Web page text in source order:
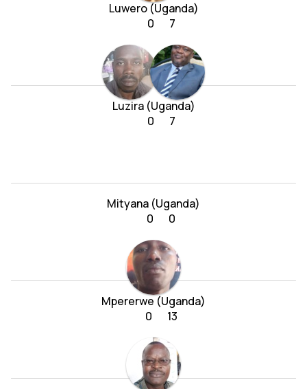
Luwero (Uganda)
0
7
Luzira (Uganda)
0
7
Mityana (Uganda)
0
0
Mpererwe (Uganda)
0
13